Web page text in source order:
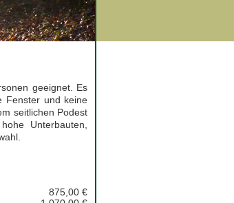
geeignet. Es
Fenster und keine
seitlichen Podest
Unterbauten,
875,00 €